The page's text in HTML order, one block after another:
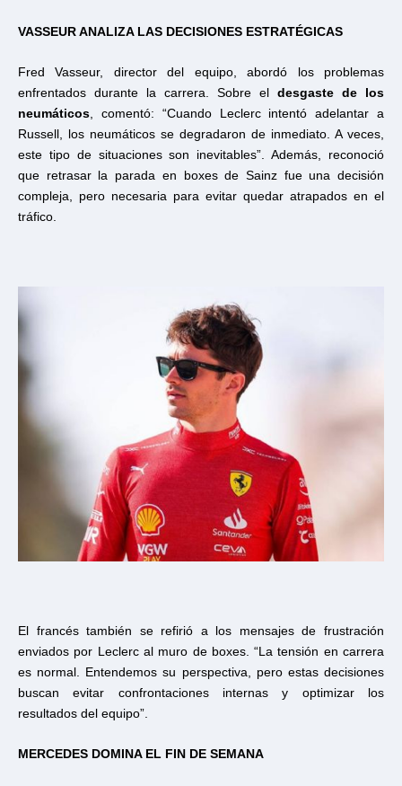
VASSEUR ANALIZA LAS DECISIONES ESTRATÉGICAS
Fred Vasseur, director del equipo, abordó los problemas
enfrentados durante la carrera. Sobre el desgaste de los
neumáticos, comentó: “Cuando Leclerc intentó adelantar a
Russell, los neumáticos se degradaron de inmediato. A veces,
este tipo de situaciones son inevitables”. Además, reconoció
que retrasar
la parada en boxes de Sainz fue una decisión
compleja, pero necesaria para evitar quedar atrapados en el
tráfico.
El francés también se refirió a los mensajes de frustración
enviados por Leclerc al muro de boxes. “La tensión en carrera
es normal. Entendemos su perspectiva, pero estas decisiones
buscan evitar confrontaciones internas y optimizar los
resultados del equipo”.
MERCEDES DOMINA EL FIN DE SEMANA